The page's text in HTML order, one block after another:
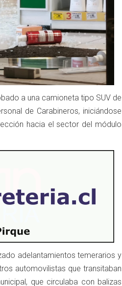
a una camioneta tipo SUV de
de Carabineros, iniciándose
hacia el sector del módulo
adelantamientos temerarios y
automovilistas que transitaban
que circulaba con balizas